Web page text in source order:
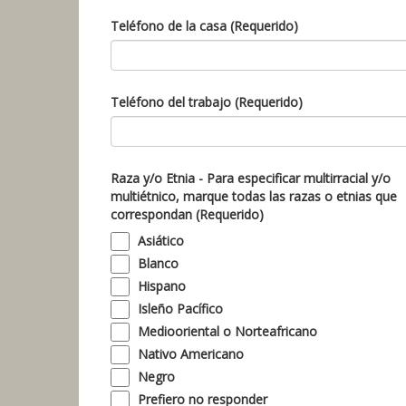
Teléfono de la casa (Requerido)
Teléfono del trabajo (Requerido)
Raza y/o Etnia - Para especificar multirracial y/o
multiétnico, marque todas las razas o etnias que
correspondan (Requerido)
Asiático
Blanco
Hispano
Isleño Pacífico
Mediooriental o Norteafricano
Nativo Americano
Negro
Prefiero no responder